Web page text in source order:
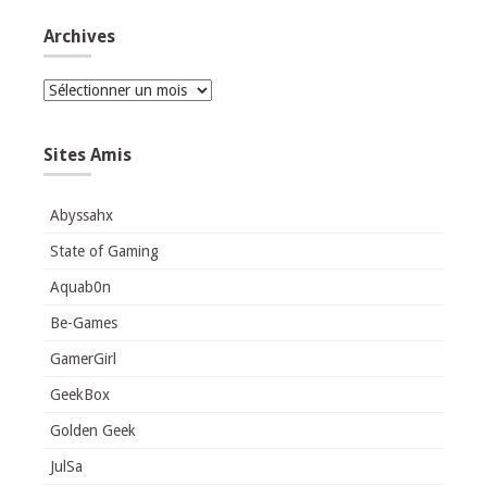
Archives
Archives
Sites Amis
Abyssahx
State of Gaming
Aquab0n
Be-Games
GamerGirl
GeekBox
Golden Geek
JulSa